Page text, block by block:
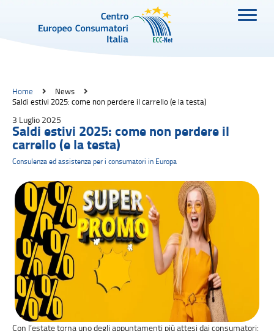
Home
News
Saldi estivi 2025: come non perdere il carrello (e la testa)
3 Luglio 2025
Saldi estivi 2025: come non perdere il
carrello (e la testa)
Consulenza ed assistenza per i consumatori in Europa
Con l’estate torna uno degli appuntamenti più attesi dai consumatori: